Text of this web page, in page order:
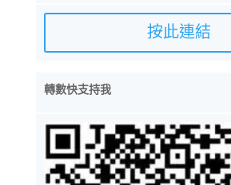
按此連結
轉數快支持我